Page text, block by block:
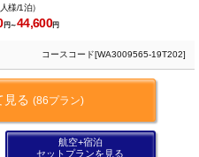
様/1泊）
円～44,600円
コースコード[WA3009565-19T202]
見る (86プラン)
航空+宿泊
セットプランを見る